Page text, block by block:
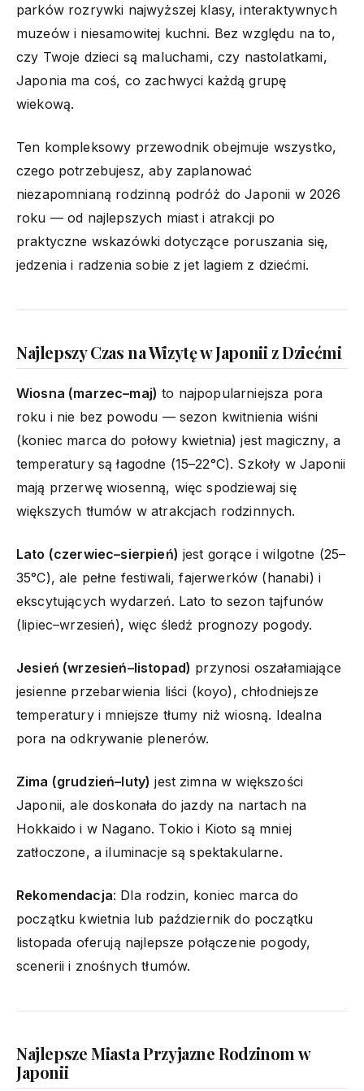
parków rozrywki najwyższej klasy, interaktywnych
muzeów i niesamowitej kuchni. Bez względu na to,
czy Twoje dzieci są maluchami, czy nastolatkami,
Japonia ma coś, co zachwyci każdą grupę
wiekową.
Ten kompleksowy przewodnik obejmuje wszystko,
czego potrzebujesz, aby zaplanować
niezapomnianą rodzinną podróż do Japonii w 2026
roku — od najlepszych miast i atrakcji po
praktyczne wskazówki dotyczące poruszania się,
jedzenia i radzenia sobie z jet lagiem z dziećmi.
Najlepszy Czas na Wizytę w Japonii z Dziećmi
Wiosna (marzec–maj) to najpopularniejsza pora
roku i nie bez powodu — sezon kwitnienia wiśni
(koniec marca do połowy kwietnia) jest magiczny, a
temperatury są łagodne (15–22°C). Szkoły w Japonii
mają przerwę wiosenną, więc spodziewaj się
większych tłumów w atrakcjach rodzinnych.
Lato (czerwiec–sierpień) jest gorące i wilgotne (25–
35°C), ale pełne festiwali, fajerwerków (hanabi) i
ekscytujących wydarzeń. Lato to sezon tajfunów
(lipiec–wrzesień), więc śledź prognozy pogody.
Jesień (wrzesień–listopad) przynosi oszałamiające
jesienne przebarwienia liści (koyo), chłodniejsze
temperatury i mniejsze tłumy niż wiosną. Idealna
pora na odkrywanie plenerów.
Zima (grudzień–luty) jest zimna w większości
Japonii, ale doskonała do jazdy na nartach na
Hokkaido i w Nagano. Tokio i Kioto są mniej
zatłoczone, a iluminacje są spektakularne.
Rekomendacja: Dla rodzin, koniec marca do
początku kwietnia lub październik do początku
listopada oferują najlepsze połączenie pogody,
scenerii i znośnych tłumów.
Najlepsze Miasta Przyjazne Rodzinom w
Japonii